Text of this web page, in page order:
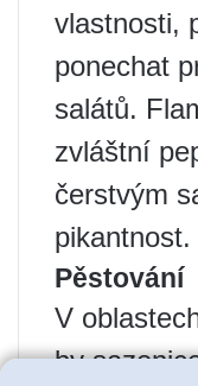
vlastnosti,
ponechat
salátů.
zvláštní
čerstvým
pikantnost.
Pěstování
V
by